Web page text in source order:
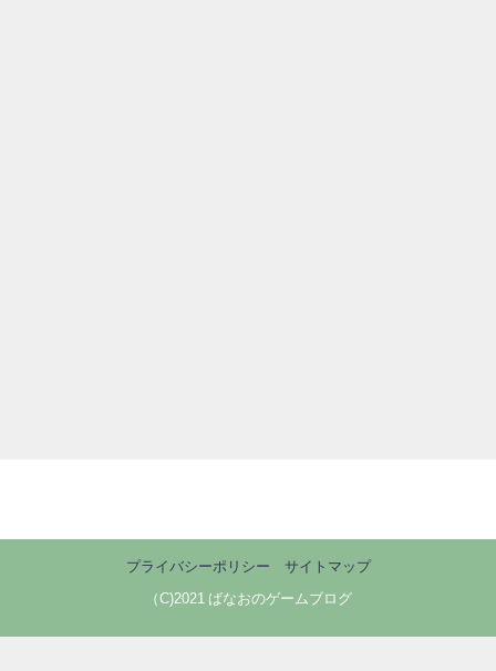
プライバシーポリシー サイトマップ
（C)2021 ばなおのゲームブログ